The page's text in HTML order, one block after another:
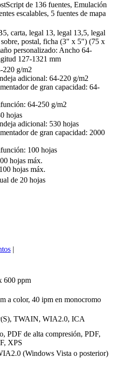
de 136 fuentes, Emulación
escalables, 5 fuentes de mapa
carta, legal 13, legal 13,5, legal
postal, ficha (3" x 5") (75 x
personalizado: Ancho 64-
127-1321 mm
220 g/m2
adicional: 64-220 g/m2
de gran capacidad: 64-
64-250 g/m2
hojas
adicional: 530 hojas
de gran capacidad: 2000
100 hojas
hojas máx.
hojas máx.
de 20 hojas
|
600 ppm
a color, 40 ipm en monocromo
TWAIN, WIA2.0, ICA
PDF de alta compresión, PDF,
XPS
(Windows Vista o posterior)